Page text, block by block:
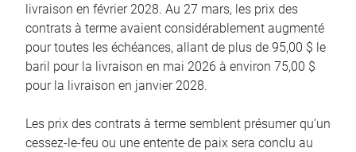
livraison en février 2028. Au 27 mars, les prix des
contrats à terme avaient considérablement augmenté
pour toutes les échéances, allant de plus de 95,00 $ le
baril pour la livraison en mai 2026 à environ 75,00 $
pour la livraison en janvier 2028.
Les prix des contrats à terme semblent présumer qu’un
cessez-le-feu ou une entente de paix sera conclu au